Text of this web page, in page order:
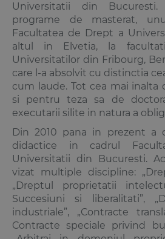
Universitatii din
programe de masterat,
Facultatea de Drept a
altul in Elvetia, la
Universitatilor din Fribourg,
care l-a absolvit cu distinctia
cum laude. Tot cea mai
si pentru teza sa de
executarii silite in natura a
Din 2010 pana in prezent a
didactice in cadrul
Universitatii din Bucuresti.
vizat multiple discipline:
„Dreptul proprietatii
Succesiuni si liberalitati”,
industriale”, „Contracte
Contracte speciale privind